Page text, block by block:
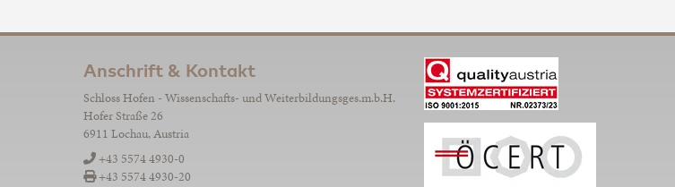
Anschrift & Kontakt
Schloss Hofen - Wissenschafts- und Weiterbildungsges.m.b.H.
Hofer Straße 26
6911 Lochau, Austria
+43 5574 4930-0
+43 5574 4930-20